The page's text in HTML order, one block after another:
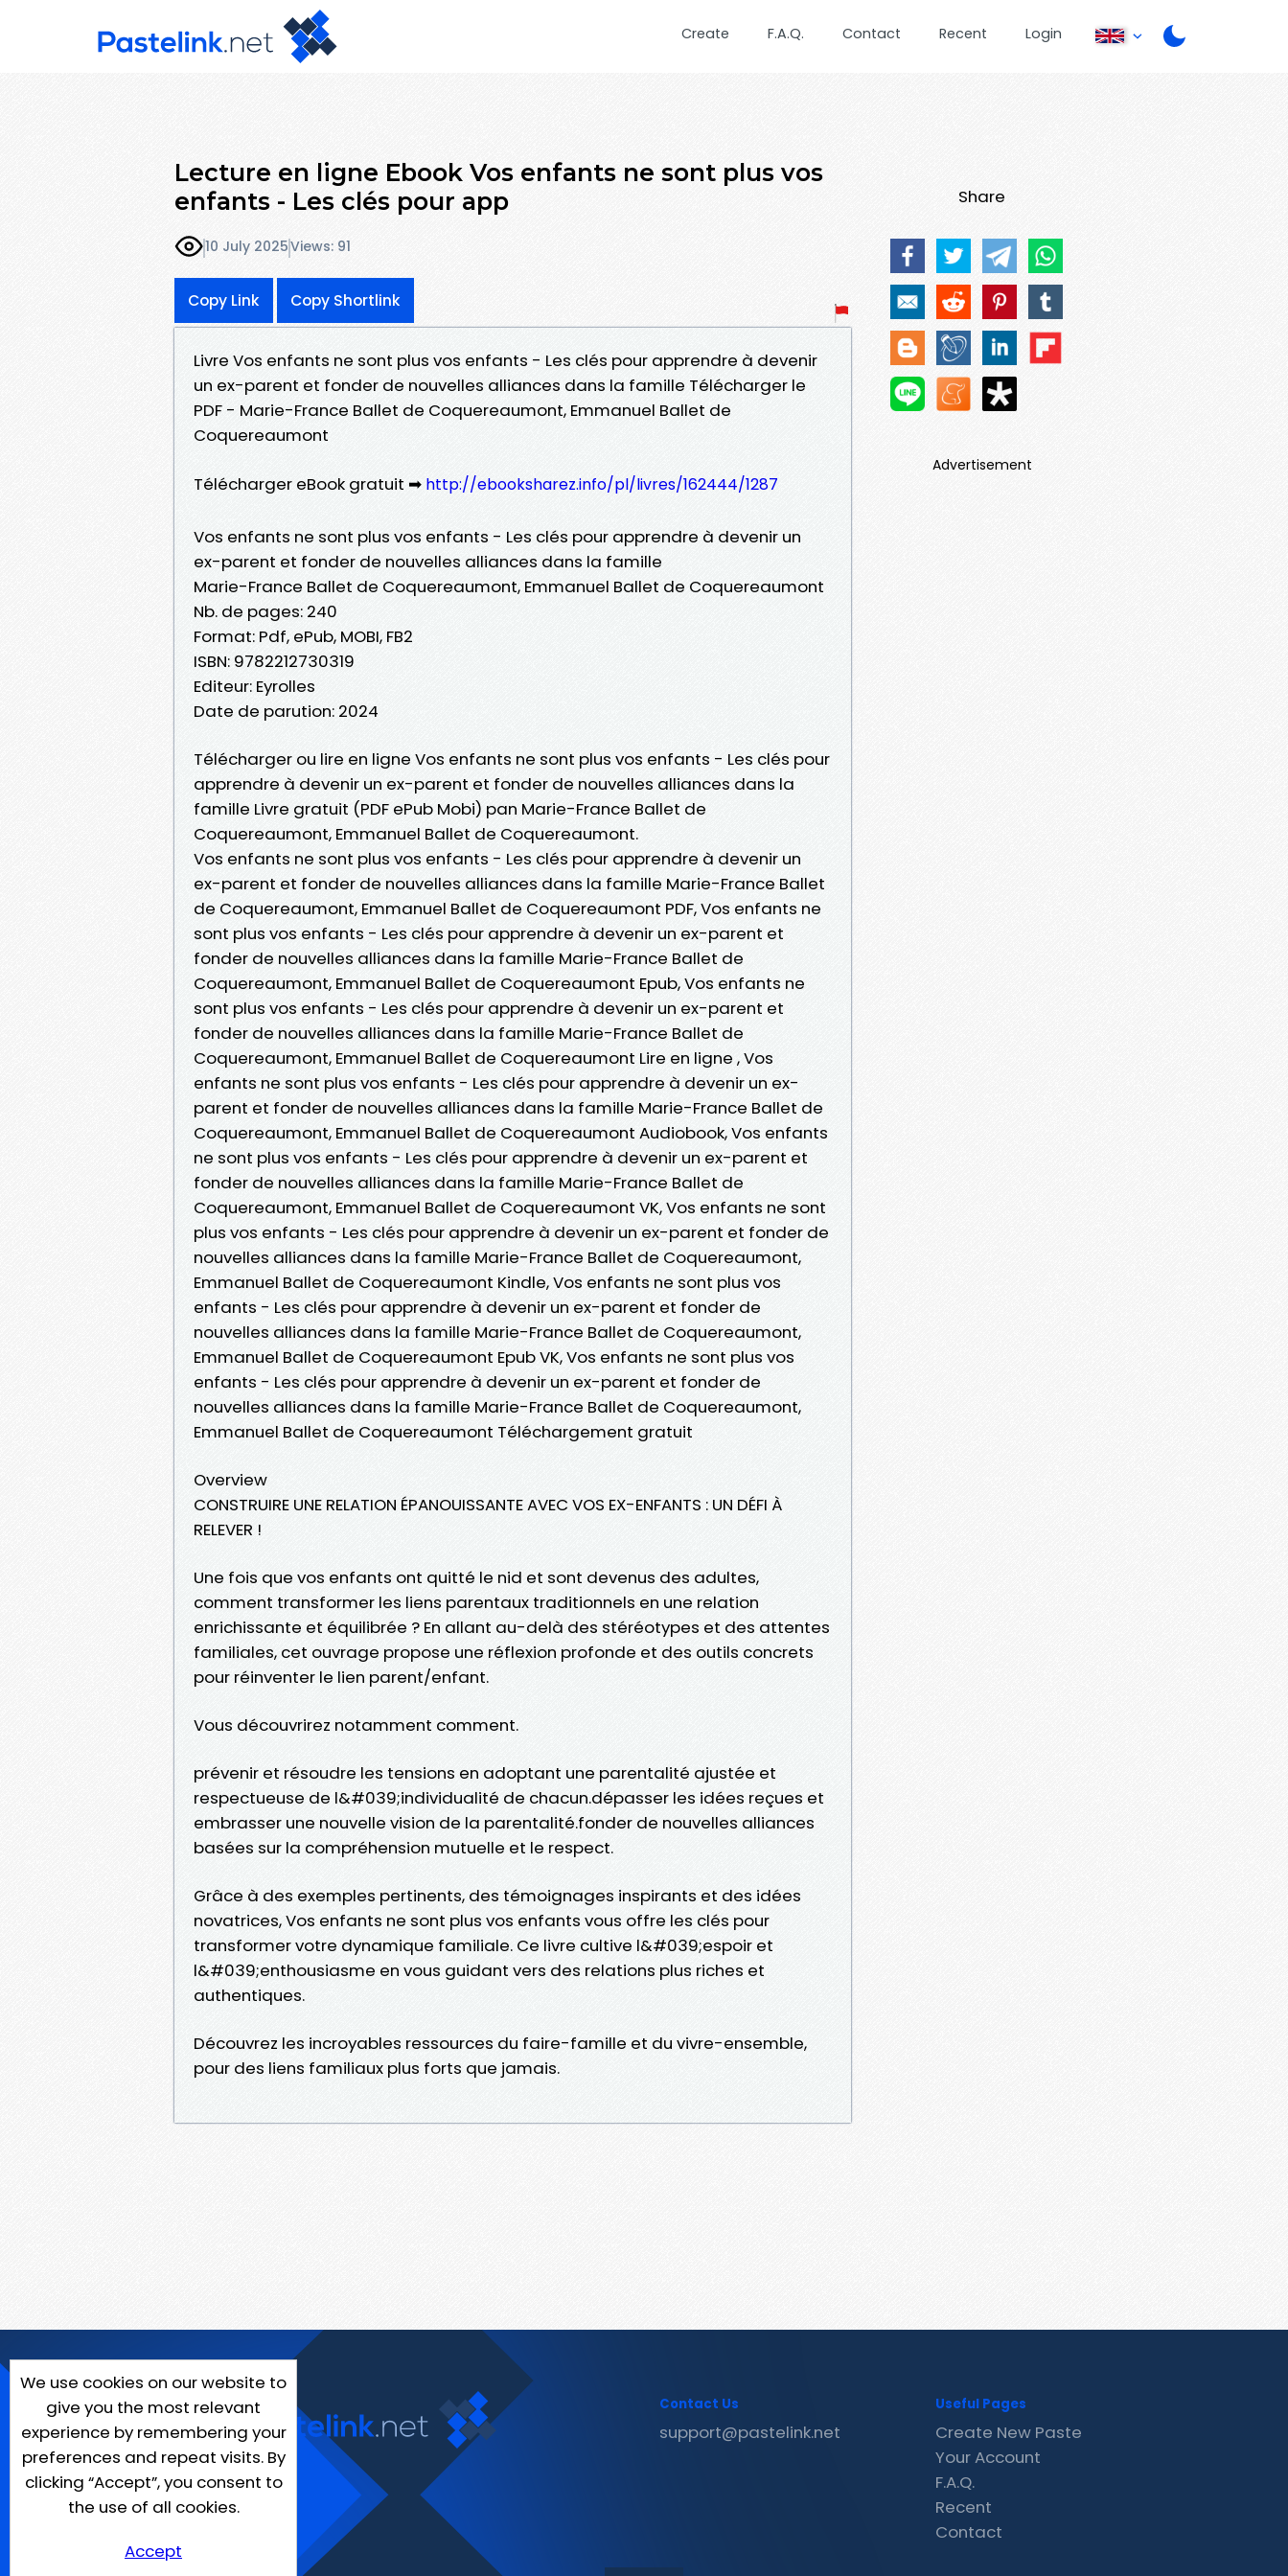
Create F.A.Q. Contact Recent Login
Lecture en ligne Ebook Vos enfants ne sont plus vos
enfants - Les clés pour app
10 July 2025Views: 91
Copy Link Copy Shortlink
Livre Vos enfants ne sont plus vos enfants - Les clés pour apprendre à devenir
un ex-parent et fonder de nouvelles alliances dans la famille Télécharger le
PDF - Marie-France Ballet de Coquereaumont, Emmanuel Ballet de
Coquereaumont
Télécharger eBook gratuit ➡ http://ebooksharez.info/pl/livres/162444/1287
Vos enfants ne sont plus vos enfants - Les clés pour apprendre à devenir un
ex-parent et fonder de nouvelles alliances dans la famille
Marie-France Ballet de Coquereaumont, Emmanuel Ballet de Coquereaumont
Nb. de pages: 240
Format: Pdf, ePub, MOBI, FB2
ISBN: 9782212730319
Editeur: Eyrolles
Date de parution: 2024
Télécharger ou lire en ligne Vos enfants ne sont plus vos enfants - Les clés pour
apprendre à devenir un ex-parent et fonder de nouvelles alliances dans la
famille Livre gratuit (PDF ePub Mobi) pan Marie-France Ballet de
Coquereaumont, Emmanuel Ballet de Coquereaumont.
Vos enfants ne sont plus vos enfants - Les clés pour apprendre à devenir un
ex-parent et fonder de nouvelles alliances dans la famille Marie-France Ballet
de Coquereaumont, Emmanuel Ballet de Coquereaumont PDF, Vos enfants ne
sont plus vos enfants - Les clés pour apprendre à devenir un ex-parent et
fonder de nouvelles alliances dans la famille Marie-France Ballet de
Coquereaumont, Emmanuel Ballet de Coquereaumont Epub, Vos enfants ne
sont plus vos enfants - Les clés pour apprendre à devenir un ex-parent et
fonder de nouvelles alliances dans la famille Marie-France Ballet de
Coquereaumont, Emmanuel Ballet de Coquereaumont Lire en ligne , Vos
enfants ne sont plus vos enfants - Les clés pour apprendre à devenir un ex-
parent et fonder de nouvelles alliances dans la famille Marie-France Ballet de
Coquereaumont, Emmanuel Ballet de Coquereaumont Audiobook, Vos enfants
ne sont plus vos enfants - Les clés pour apprendre à devenir un ex-parent et
fonder de nouvelles alliances dans la famille Marie-France Ballet de
Coquereaumont, Emmanuel Ballet de Coquereaumont VK, Vos enfants ne sont
plus vos enfants - Les clés pour apprendre à devenir un ex-parent et fonder de
nouvelles alliances dans la famille Marie-France Ballet de Coquereaumont,
Emmanuel Ballet de Coquereaumont Kindle, Vos enfants ne sont plus vos
enfants - Les clés pour apprendre à devenir un ex-parent et fonder de
nouvelles alliances dans la famille Marie-France Ballet de Coquereaumont,
Emmanuel Ballet de Coquereaumont Epub VK, Vos enfants ne sont plus vos
enfants - Les clés pour apprendre à devenir un ex-parent et fonder de
nouvelles alliances dans la famille Marie-France Ballet de Coquereaumont,
Emmanuel Ballet de Coquereaumont Téléchargement gratuit
Overview
CONSTRUIRE UNE RELATION ÉPANOUISSANTE AVEC VOS EX-ENFANTS : UN DÉFI À
RELEVER !
Une fois que vos enfants ont quitté le nid et sont devenus des adultes,
comment transformer les liens parentaux traditionnels en une relation
enrichissante et équilibrée ? En allant au-delà des stéréotypes et des attentes
familiales, cet ouvrage propose une réflexion profonde et des outils concrets
pour réinventer le lien parent/enfant.
Vous découvrirez notamment comment.
prévenir et résoudre les tensions en adoptant une parentalité ajustée et
respectueuse de l&#039;individualité de chacun.dépasser les idées reçues et
embrasser une nouvelle vision de la parentalité.fonder de nouvelles alliances
basées sur la compréhension mutuelle et le respect.
Grâce à des exemples pertinents, des témoignages inspirants et des idées
novatrices, Vos enfants ne sont plus vos enfants vous offre les clés pour
transformer votre dynamique familiale. Ce livre cultive l&#039;espoir et
l&#039;enthousiasme en vous guidant vers des relations plus riches et
authentiques.
Découvrez les incroyables ressources du faire-famille et du vivre-ensemble,
pour des liens familiaux plus forts que jamais.
Share
Advertisement
We use cookies on our website to
give you the most relevant
experience by remembering your
preferences and repeat visits. By
clicking “Accept”, you consent to
the use of all cookies.
Accept
Contact Us
support@pastelink.net
Useful Pages
Create New Paste
Your Account
F.A.Q.
Recent
Contact